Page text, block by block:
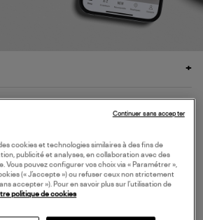
cookies et technologies similaires à des fins de
publicité et analyses, en collaboration avec des
Vous pouvez configurer vos choix via « Paramétrer »,
(« J’accepte ») ou refuser ceux non strictement
accepter »). Pour en savoir plus sur l’utilisation de
politique de cookies
Continuer sans accepter